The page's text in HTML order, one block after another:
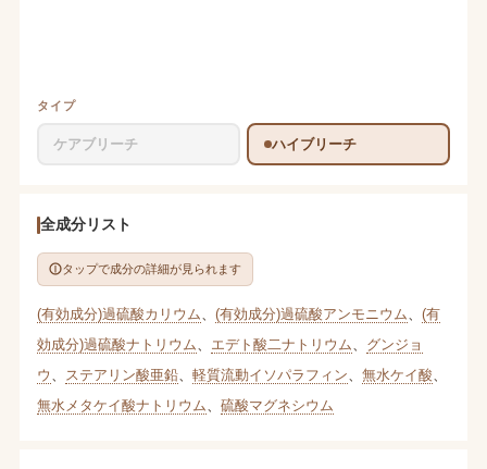
タイプ
ケアブリーチ ハイブリーチ
全成分リスト
タップで成分の詳細が見られます
(有効成分)過硫酸カリウム (有効成分)過硫酸アンモニウム
(有
効成分)過硫酸ナトリウム
エデト酸二ナトリウム
グンジョ
ウ
ステアリン酸亜鉛、 軽質流動イソパラフィン 無水ケイ酸
無水メタケイ酸ナトリウム
硫酸マグネシウム